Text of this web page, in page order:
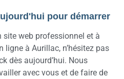
pour démarrer
site web professionnel et à
ligne à Aurillac, n’hésitez pas
dès aujourd’hui. Nous
avec vous et de faire de